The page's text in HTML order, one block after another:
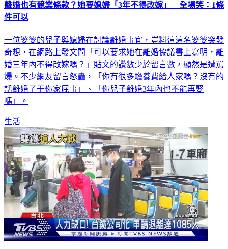
離婚也有競業條款？她要媳婦「3年不得改嫁」 全場笑：1條
件可以
一位婆婆的兒子與媳婦在討論離婚事宜，豈料這這名婆婆突發
奇想，在網路上發文問「可以要求她在離婚協議書上寫明，離
婚三年內不得改嫁嗎？」貼文的讚數少於留言數，顯然是遭罵
爆。不少網友留言怒轟，「你有很多贍養費給人家嗎？沒有的
話離婚了干你家屁事」、「你兒子離婚3年內也不能再娶
嗎」。
生活